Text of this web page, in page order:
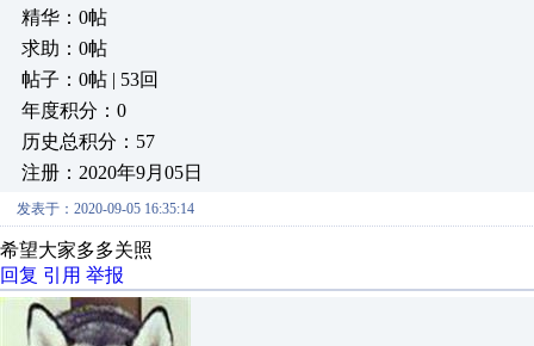
精华：0帖
求助：0帖
帖子：0帖 | 53回
年度积分：0
历史总积分：57
注册：2020年9月05日
发表于：2020-09-05 16:35:14
希望大家多多关照
回复 引用 举报